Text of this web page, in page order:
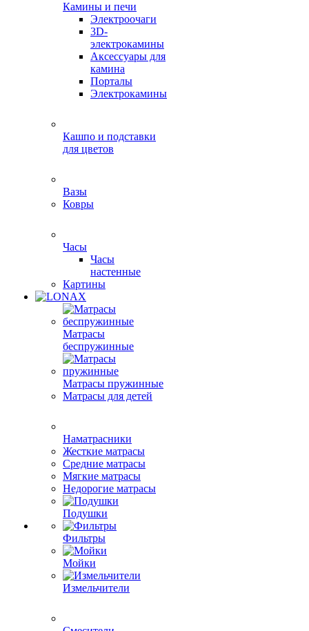
Камины и печи
Электроочаги
3D-
электрокамины
Аксессуары для
камина
Порталы
Электрокамины
Кашпо и подставки
для цветов
Вазы
Ковры
Часы
Часы
настенные
Картины
Матрасы
беспружинные
Матрасы пружинные
Матрасы для детей
Наматрасники
Жесткие матрасы
Средние матрасы
Мягкие матрасы
Недорогие матрасы
Подушки
Фильтры
Мойки
Измельчители